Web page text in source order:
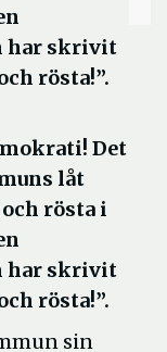
har skrivit
rösta!”.
Det
låt
rösta i
har skrivit
rösta!”.
sin